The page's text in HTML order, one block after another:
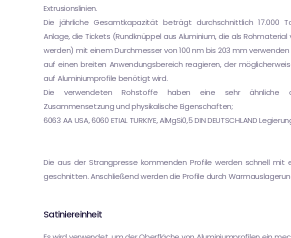
Extrusionslinien.
Die jährliche Gesamtkapazität beträgt durchschnittlich 17.000
Anlage, die Tickets (Rundknüppel aus Aluminium, die als
werden) mit einem Durchmesser von 100 nm bis 203 mm verwenden
auf einen breiten Anwendungsbereich reagieren, der
auf Aluminiumprofile benötigt wird.
Die verwendeten Rohstoffe haben eine sehr ähnliche
Zusammensetzung und physikalische Eigenschaften;
6063 AA USA, 6060 ETIAL TURKIYE, AlMgSi0,5 DIN DEUTSCHLAND
Die aus der Strangpresse kommenden Profile werden schnell
geschnitten. Anschließend werden die Profile durch
Satiniereinheit